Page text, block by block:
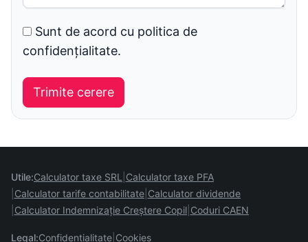
Sunt de acord cu politica de
confidențialitate.
Utile:Calculator taxe SRL
Calculator taxe PFA
Calculator tarife contabilitate Calculator dividende
Calculator Indemnizație Creștere Copil Coduri CAEN
Legal:Confidentialitate Cookies